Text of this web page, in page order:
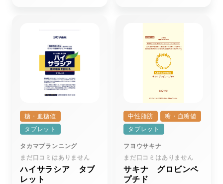
糖・血糖値
タブレット
タカマプランニング
まだ口コミはありません
ハイサラシア タブ
レット
中性脂肪
糖・血糖値
タブレット
フヨウサキナ
まだ口コミはありません
サキナ グロビンペ
プチド